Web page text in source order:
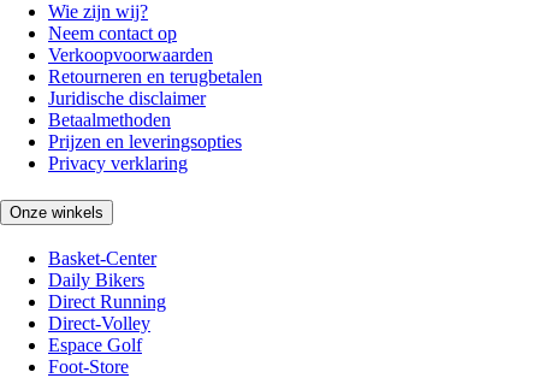
Wie zijn wij?
Neem contact op
Verkoopvoorwaarden
Retourneren en terugbetalen
Juridische disclaimer
Betaalmethoden
Prijzen en leveringsopties
Privacy verklaring
Onze winkels
Basket-Center
Daily Bikers
Direct Running
Direct-Volley
Espace Golf
Foot-Store